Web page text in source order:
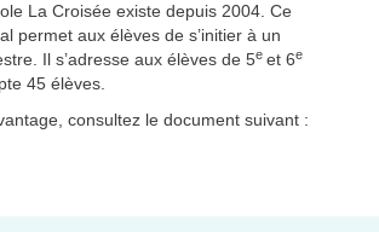
La Croisée existe depuis 2004. Ce
permet aux élèves de s’initier à un
Il s’adresse aux élèves de 5e et 6e
45 élèves.
consultez le document suivant :